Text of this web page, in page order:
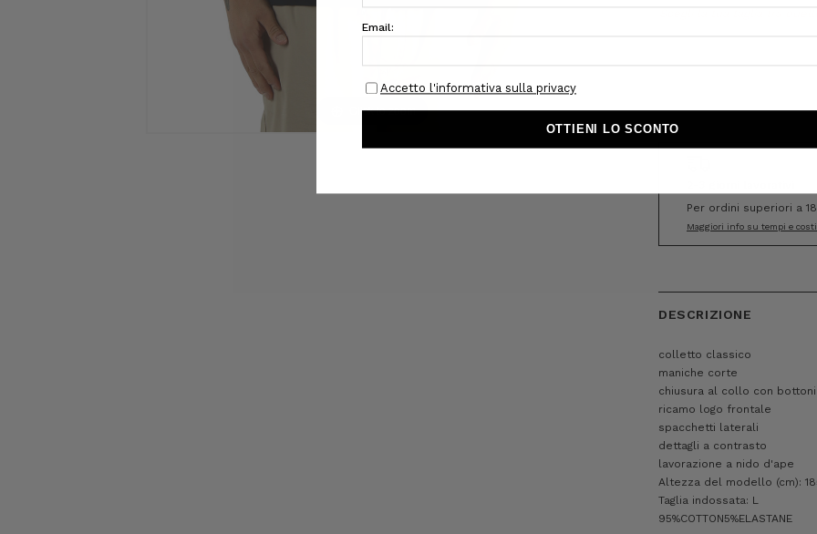
Click to zoom
Per ordini superiori a
Maggiori info su tempi e
DESCRIZIONE
colletto classico
maniche corte
chiusura al collo con bottoni
ricamo logo frontale
spacchetti laterali
dettagli a contrasto
lavorazione a nido d'ape
Altezza del modello (cm):
Taglia indossata: L
95%COTTON5%ELASTANE